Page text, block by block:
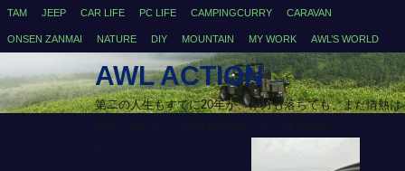
TAM JEEP CAR LIFE PC LIFE CAMPINGCURRY CARAVAN
ONSEN ZANMAI NATURE DIY MOUNTAIN MY WORK AWL’S WORLD
AWL ACTION
第二の人生もすでに20年が、体力も落ちても、まだ情熱は